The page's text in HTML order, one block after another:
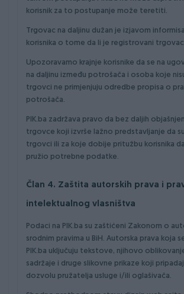
korisnik za to postupanje može teretiti.
Trgovac na daljinu dužan je izjavom
korisnika o tome da li je registrovani trgovac
Upozoravamo krajnje korisnike da se na
na daljinu između potrošača i osoba koje
trgovci ne primjenjuju odredbe propisa o
potrošača.
PIK.ba zadržava pravo da bez daljih
trgovce koji izvrše lažno predstavljanje da
trgovci ili za koje dobije pritužbu korisnika
pružio potrebne podatke.
Član 4. Zaštita autorskih prava i
intelektualnog vlasništva
Podaci na PIK.ba su zaštićeni Zakonom o
srodnim pravima u BiH. Autorska prava koja
PIK.ba uključuju tekstove, njihovo
sadržaje i druge slikovne prikaze koji
dozvolu pružatelja usluge i/ili oglašivača.